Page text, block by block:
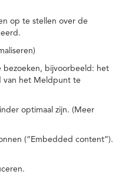
op te stellen over de
bezoeken, bijvoorbeeld: het
van het Meldpunt te
optimaal zijn. (Meer
(“Embedded content”).